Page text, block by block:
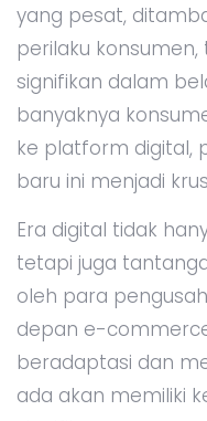
yang pesat,
perilaku
signifikan dalam
banyaknya
ke platform digital,
baru ini menjadi
Era digital tidak
tetapi juga
oleh para
depan e-
beradaptasi dan
ada akan memiliki